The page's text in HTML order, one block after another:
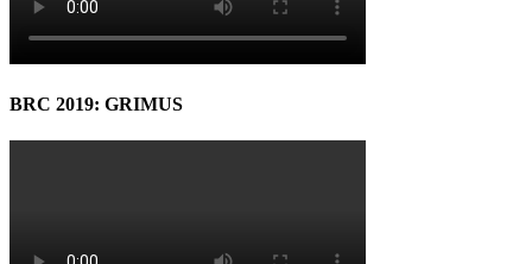
BRC 2019: GRIMUS